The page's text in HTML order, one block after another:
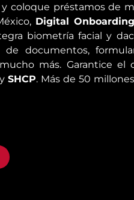
coloque préstamos de
Digital
biometría facial y
de documentos,
más. Garantice el
ySHCP. Más de 50